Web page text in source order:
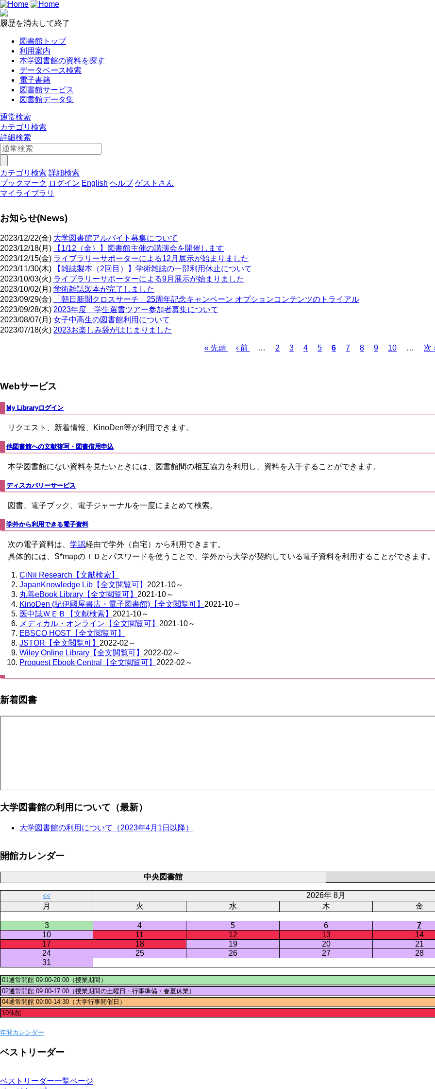
履歴を消去して終了
図書館トップ
利用案内
本学図書館の資料を探す
データベース検索
電子書籍
図書館サービス
図書館データ集
通常検索
カテゴリ検索
詳細検索
カテゴリ検索 詳細検索
ブックマーク ログイン English ヘルプ ゲストさん
マイライブラリ
お知らせ(News)
2023/12/22(金) 大学図書館アルバイト募集について
2023/12/18(月)
【1/12（金）】図書館主催の講演会を開催します
2023/12/15(金) ライブラリーサポーターによる12月展示が始まりました
2023/11/30(木)
【雑誌製本（2回目）】学術雑誌の一部利用休止について
2023/10/03(火) ライブラリーサポーターによる9月展示が始まりました
2023/10/02(月) 学術雑誌製本が完了しました
2023/09/29(金)
「朝日新聞クロスサーチ」25周年記念キャンペーン オプションコンテンツのトライアル
2023/09/28(木) 2023年度 学生選書ツアー参加者募集について
2023/08/07(月) 女子中高生の図書館利用について
2023/07/18(火) 2023お楽しみ袋がはじまりました
送
先
« 先頭
前
‹ 前 …
ペ
2
ペ
3
ペ
4
ペ
5
カ
6
ペ
7
ペ
8
ペ
9
ペ
10 …
次
次
Webサービス
My Libraryログイン
リクエスト、新着情報、KinoDen等が利用できます。
他図書館への文献複写・図書借用申込
本学図書館にない資料を見たいときには、図書館間の相互協力を利用し、資料を入手することができます。
ディスカバリーサービス
図書、電子ブック、電子ジャーナルを一度にまとめて検索。
学外から利用できる電子資料
次の電子資料は、 学認経由で学外（自宅）から利用できます。
具体的には、S*mapのＩＤとパスワードを使うことで、学外から大学が契約している電子資料を利用することができます。
CiNii Research【文献検索】
JapanKnowledge Lib【全文閲覧可】 2021-10～
丸善eBook Library【全文閲覧可】 2021-10～
KinoDen (紀伊國屋書店・電子図書館)【全文閲覧可】 2021-10～
医中誌ＷＥＢ【文献検索】 2021-10～
メディカル・オンライン【全文閲覧可】 2021-10～
EBSCO HOST【全文閲覧可】
JSTOR【全文閲覧可】 2022-02～
Wiley Online Library【全文閲覧可】 2022-02～
Proquest Ebook Central【全文閲覧可】 2022-02～
新着図書
大学図書館の利用について（最新）
大学図書館の利用について（2023年4月1日以降）
開館カレンダー
中央図書館
<< 2026年 8月
月 火 水 木 金
3
4 5 6 7
10
11 12 13 14
17
18 19 20 21
24
25 26 27 28
31
年間カレンダー
ベストリーダー
ベストリーダー一覧ページ